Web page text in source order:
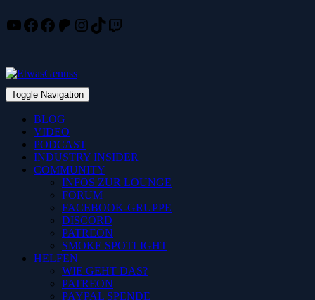
Skip
YouTube
Facebook
Facebook
Patreon
Instagram
TikTok
Twitch
Toggle Navigation
BLOG
VIDEO
PODCAST
INDUSTRY INSIDER
COMMUNITY
INFOS ZUR LOUNGE
FORUM
FACEBOOK-GRUPPE
DISCORD
PATREON
SMOKE SPOTLIGHT
HELFEN
WIE GEHT DAS?
PATREON
PAYPAL SPENDE